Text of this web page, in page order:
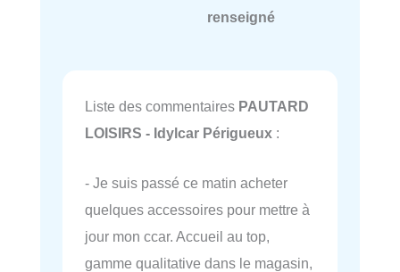
renseigné
Liste des commentaires PAUTARD
LOISIRS - Idylcar Périgueux :
- Je suis passé ce matin acheter
quelques accessoires pour mettre à
jour mon ccar. Accueil au top,
gamme qualitative dans le magasin,